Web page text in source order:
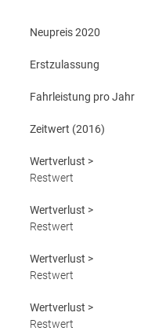
Neupreis2020
Erstzulassung
Fahrleistung pro Jahr
Zeitwert (2016)
Wertverlust >
Restwert
Wertverlust >
Restwert
Wertverlust >
Restwert
Wertverlust >
Restwert